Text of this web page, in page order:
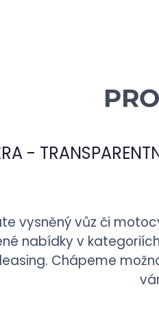
-
vysněný vůz či
nabídky v
Chápeme